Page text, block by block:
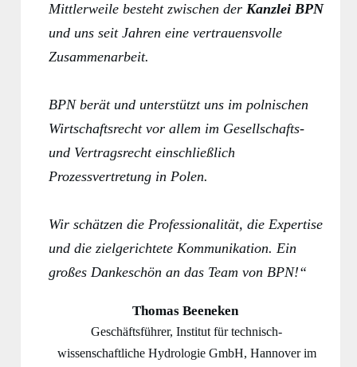
Mittlerweile besteht zwischen der Kanzlei BPN
und uns seit Jahren eine vertrauensvolle
Zusammenarbeit.
BPN berät und unterstützt uns im polnischen
Wirtschaftsrecht vor allem im Gesellschafts-
und Vertragsrecht einschließlich
Prozessvertretung in Polen.
Wir schätzen die Professionalität, die Expertise
und die zielgerichtete Kommunikation. Ein
großes Dankeschön an das Team von BPN!“
Thomas Beeneken
Geschäftsführer, Institut für technisch-
wissenschaftliche Hydrologie GmbH, Hannover im